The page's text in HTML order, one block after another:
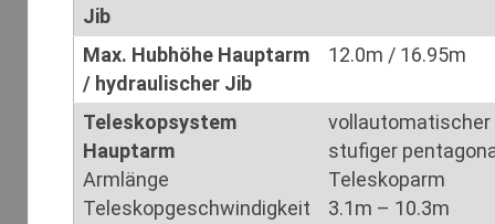
Jib
Max. Hubhöhe Hauptarm
/ hydraulischer Jib
12.0m / 16.95m
Teleskopsystem
Hauptarm
Armlänge
Teleskopgeschwindigkeit
vollautomatischer
stufiger
Teleskoparm
3.1m – 10.3m